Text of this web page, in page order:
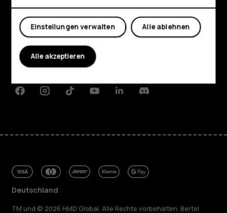
Mein Konto
Shop
Über
Planet and people
FacebookInstagramTiktokYoutubeLinkedinDiscord
Deutschland
TM und © 2026 HMD Global. Alle Rechte vorbehalten. Bertel
Alle ablehnen
Einstellungen verwalten
Alle akzeptieren